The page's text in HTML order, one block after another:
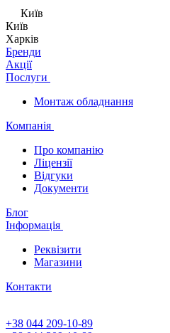
Київ
Київ
Харків
Бренди
Акції
Послуги
Монтаж обладнання
Компанія
Про компанію
Ліцензії
Відгуки
Документи
Блог
Інформація
Реквізити
Магазини
Контакти
+38 044 209-10-89